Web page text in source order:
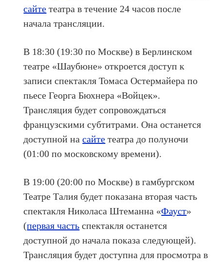
сайте театра в течение 24 часов после
начала трансляции.
В 18:30 (19:30 по Москве) в Берлинском
театре «Шаубюне» откроется доступ к
записи спектакля Томаса Остермайера по
пьесе Георга Бюхнера «Войцек».
Трансляция будет сопровождаться
французскими субтитрами. Она останется
доступной насайте театра до полуночи
(01:00 по московскому времени).
В 19:00 (20:00 по Москве) в гамбургском
Театре Талия будет показана вторая часть
спектакля Николаса Штеманна «Фауст»
(первая часть спектакля останется
доступной до начала показа следующей).
Трансляция будет доступна для просмотра в